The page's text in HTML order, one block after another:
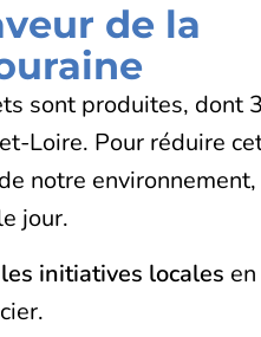
de la
sont produites, dont
Loire. Pour réduire
notre
jour.
initiatives locales